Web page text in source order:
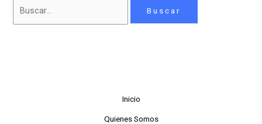
Inicio
Quienes Somos